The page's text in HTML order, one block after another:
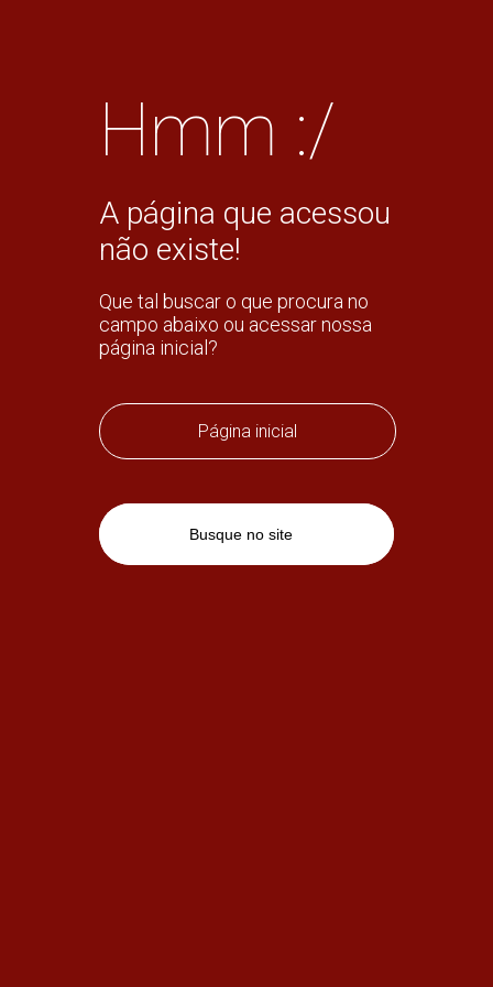
Hmm :/
A página que acessou
não existe!
Que tal buscar o que procura no
campo abaixo ou acessar nossa
página inicial?
Página inicial